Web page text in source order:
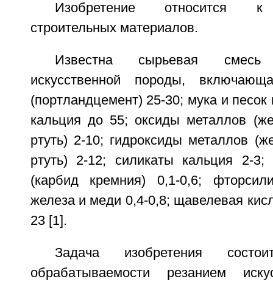
Изобретение относится к
строительных материалов.
Известна сырьевая
искусственной породы,
(портландцемент) 25-30; мука и песок
кальция до 55; оксиды металлов
ртуть) 2-10; гидроксиды металлов
ртуть) 2-12; силикаты кальция 2-3;
(карбид кремния) 0,1-0,6;
железа и меди 0,4-0,8; щавелевая
23 [1].
Задача изобретения
обрабатываемости резанием